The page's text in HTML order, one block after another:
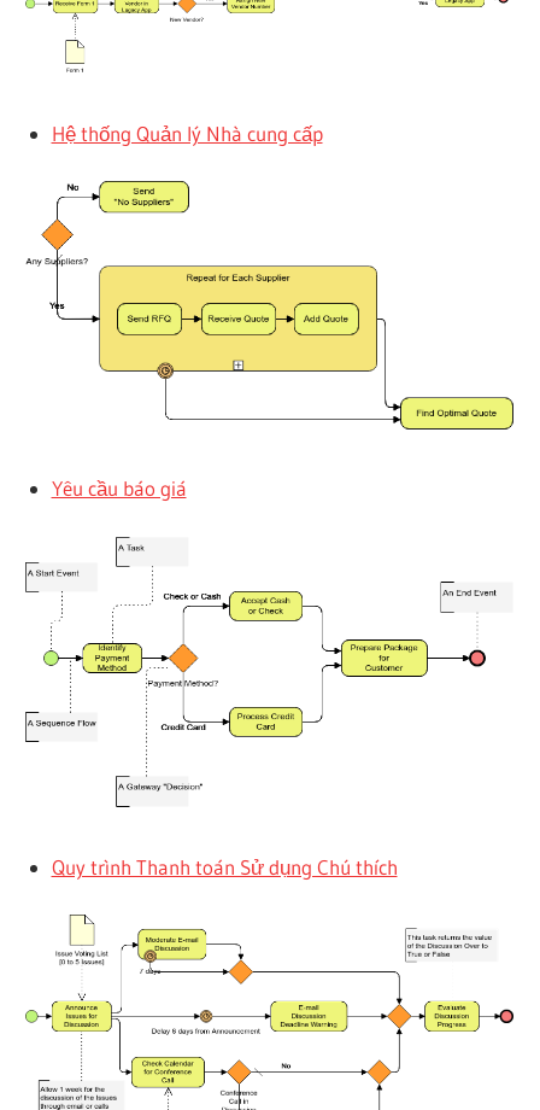
Hệ thống Quản lý Nhà cung cấp
Yêu cầu báo giá
Quy trình Thanh toán Sử dụng Chú thích